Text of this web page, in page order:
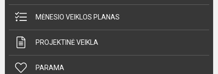
MĖNESIO VEIKLOS PLANAS
PROJEKTINĖ VEIKLA
PARAMA